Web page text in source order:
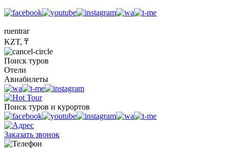
ruentrar
KZT, ₸
Поиск туров
Отели
Авиабилеты
Поиск туров и курортов
Заказать звонок